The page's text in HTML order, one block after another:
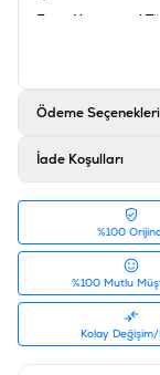
Et ve Hayvansal
Ham Protein %43,
İçeriği %27
Katkı Maddeleri
Vitamin A 5000
mg/kg, Taurin
Ürün Filtreleri
Tedarikçi Ürün
Ödeme Seçenekleri
İade Koşulları
%100
%100 Mutlu
Kolay